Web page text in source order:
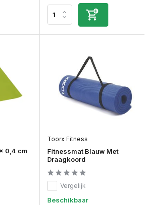
0,4 cm
Toorx Fitness
Fitnessmat Blauw Met
Draagkoord
Vergelijk
Beschikbaar